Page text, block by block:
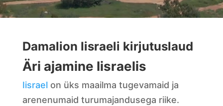
Damalion Iisraeli kirjutuslaud
Äri ajamine Iisraelis
Iisraelon üks maailma tugevamaid ja
arenenumaid turumajandusega riike.